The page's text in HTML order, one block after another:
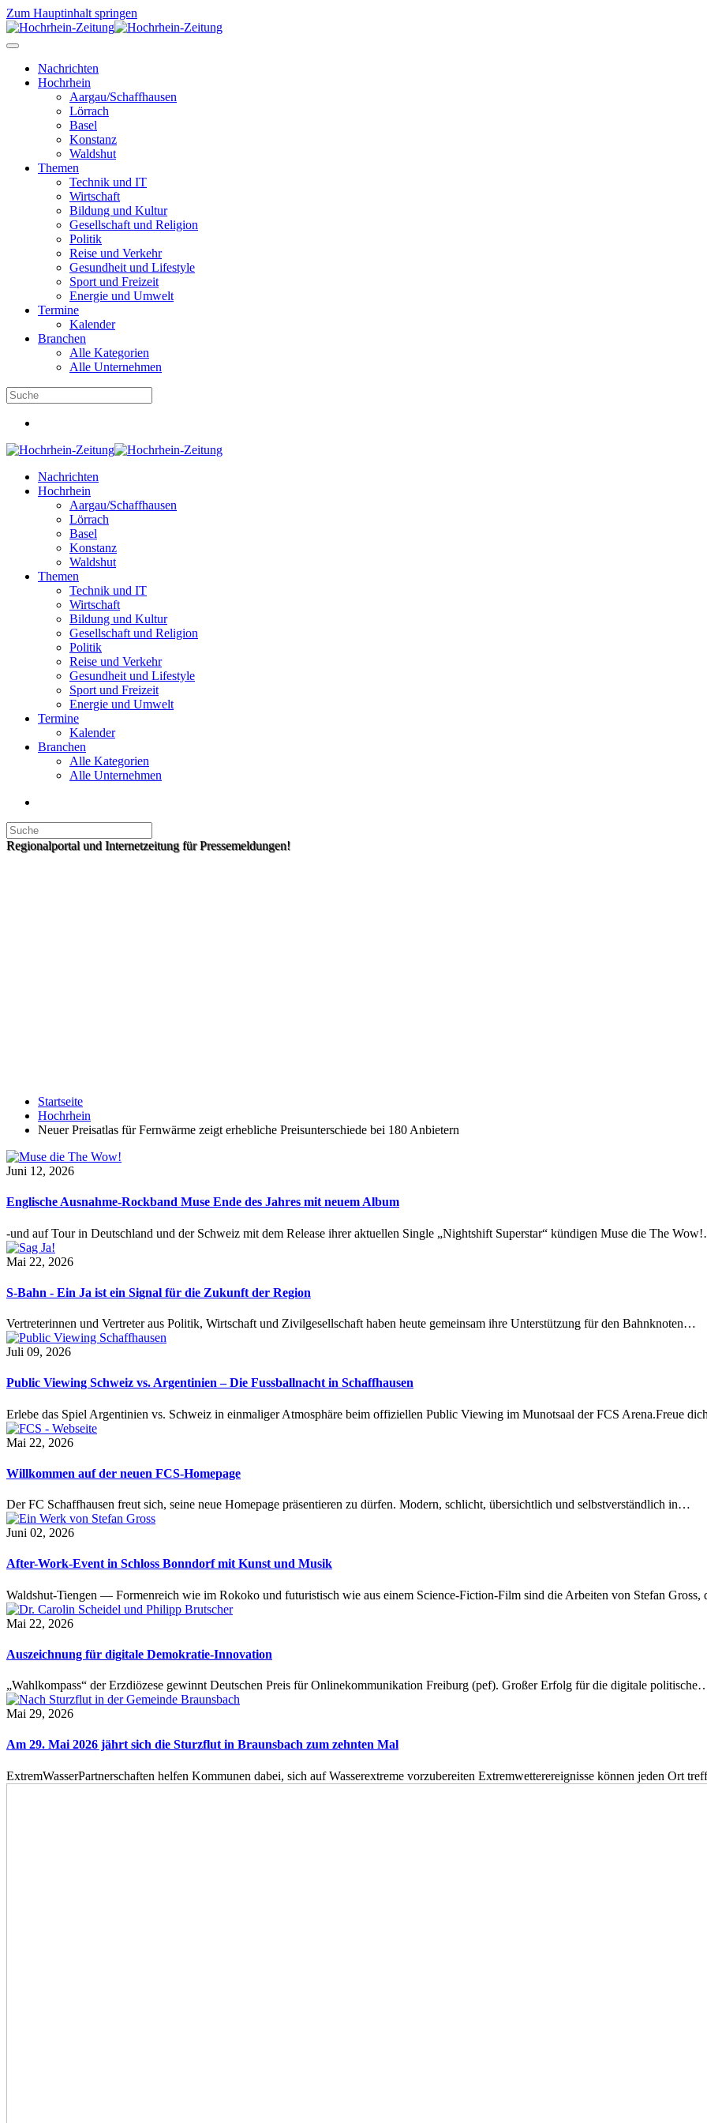
Zum Hauptinhalt springen
Nachrichten
Hochrhein
Aargau/Schaffhausen
Lörrach
Basel
Konstanz
Waldshut
Themen
Technik und IT
Wirtschaft
Bildung und Kultur
Gesellschaft und Religion
Politik
Reise und Verkehr
Gesundheit und Lifestyle
Sport und Freizeit
Energie und Umwelt
Termine
Kalender
Branchen
Alle Kategorien
Alle Unternehmen
Nachrichten
Hochrhein
Aargau/Schaffhausen
Lörrach
Basel
Konstanz
Waldshut
Themen
Technik und IT
Wirtschaft
Bildung und Kultur
Gesellschaft und Religion
Politik
Reise und Verkehr
Gesundheit und Lifestyle
Sport und Freizeit
Energie und Umwelt
Termine
Kalender
Branchen
Alle Kategorien
Alle Unternehmen
Regionalportal und Internetzeitung für Pressemeldungen!
Startseite
Hochrhein
Neuer Preisatlas für Fernwärme zeigt erhebliche Preisunterschiede bei 180 Anbietern
Juni 12, 2026
Englische Ausnahme-Rockband Muse Ende des Jahres mit neuem Album
-und auf Tour in Deutschland und der Schweiz mit dem Release ihrer aktuellen Single „Nightshift Superstar“ kündigen Muse die The
Mai 22, 2026
S-Bahn - Ein Ja ist ein Signal für die Zukunft der Region
Vertreterinnen und Vertreter aus Politik, Wirtschaft und Zivilgesellschaft haben heute gemeinsam ihre Unterstützung für den Bahnknoten…
Juli 09, 2026
Public Viewing Schweiz vs. Argentinien – Die Fussballnacht in Schaffhausen
Erlebe das Spiel Argentinien vs. Schweiz in einmaliger Atmosphäre beim offiziellen Public Viewing im Munotsaal der FCS Arena.Freue
Mai 22, 2026
Willkommen auf der neuen FCS-Homepage
Der FC Schaffhausen freut sich, seine neue Homepage präsentieren zu dürfen. Modern, schlicht, übersichtlich und selbstverständlich in…
Juni 02, 2026
After-Work-Event in Schloss Bonndorf mit Kunst und Musik
Waldshut-Tiengen — Formenreich wie im Rokoko und futuristisch wie aus einem Science-Fiction-Film sind die Arbeiten von Stefan
Mai 22, 2026
Auszeichnung für digitale Demokratie-Innovation
„Wahlkompass“ der Erzdiözese gewinnt Deutschen Preis für Onlinekommunikation Freiburg (pef). Großer Erfolg für die digitale
Mai 29, 2026
Am 29. Mai 2026 jährt sich die Sturzflut in Braunsbach zum zehnten Mal
ExtremWasserPartnerschaften helfen Kommunen dabei, sich auf Wasserextreme vorzubereiten Extremwetterereignisse können jeden Ort